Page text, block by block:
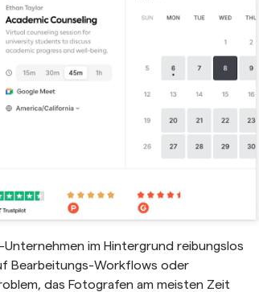
im Hintergrund reibungslos
Bearbeitungs-Workflows oder
das Fotografen am meisten Zeit